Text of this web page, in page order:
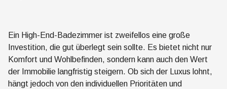
Ein High-End-Badezimmer ist zweifellos eine große
Investition, die gut überlegt sein sollte. Es bietet nicht nur
Komfort und Wohlbefinden, sondern kann auch den Wert
der Immobilie langfristig steigern. Ob sich der Luxus lohnt,
hängt jedoch von den individuellen Prioritäten und